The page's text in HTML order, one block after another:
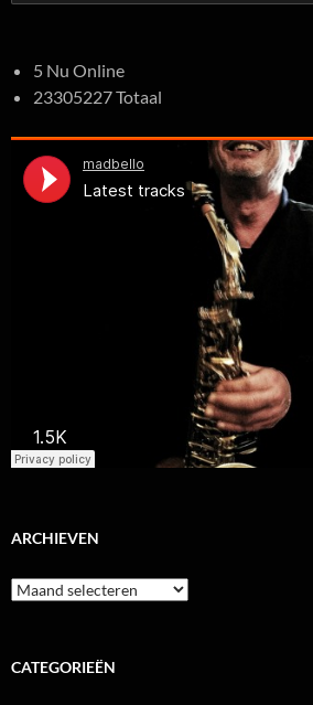
naar:
5 Nu Online
23305227 Totaal
ARCHIEVEN
Archieven
CATEGORIEËN